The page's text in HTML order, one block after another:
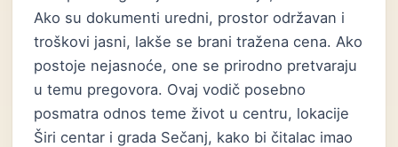
Ako su dokumenti uredni, prostor održavan i
troškovi jasni, lakše se brani tražena cena. Ako
postoje nejasnoće, one se prirodno pretvaraju
u temu pregovora. Ovaj vodič posebno
posmatra odnos teme život u centru, lokacije
Širi centar i grada Sečanj, kako bi čitalac imao